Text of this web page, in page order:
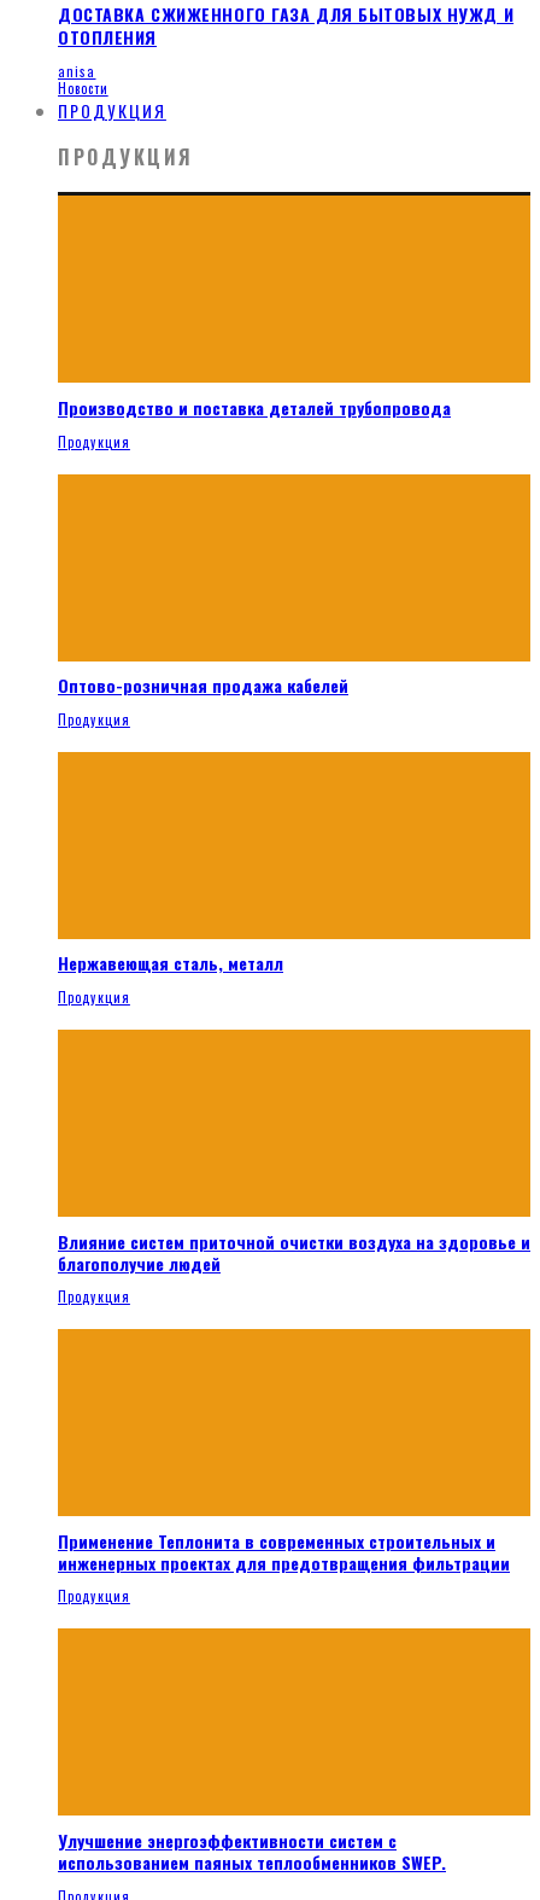
ДОСТАВКА СЖИЖЕННОГО ГАЗА ДЛЯ БЫТОВЫХ НУЖД И
ОТОПЛЕНИЯ
anisa
Новости
ПРОДУКЦИЯ
ПРОДУКЦИЯ
Производство и поставка деталей трубопровода
Продукция
Оптово-розничная продажа кабелей
Продукция
Нержавеющая сталь, металл
Продукция
Влияние систем приточной очистки воздуха на здоровье и
благополучие людей
Продукция
Применение Теплонита в современных строительных и
инженерных проектах для предотвращения фильтрации
Продукция
Улучшение энергоэффективности систем с
использованием паяных теплообменников SWEP.
Продукция